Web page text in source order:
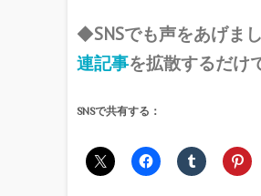
◆SNSでも声をあげま
連記事を拡散するだけ
SNSで共有する：